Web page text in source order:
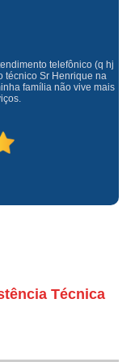
Tremembé
Masp
Sé
avenida casa verde
Conjunto Residencial
telefônico (q hj
técnico Sr Henrique na
família não vive mais
Técnica